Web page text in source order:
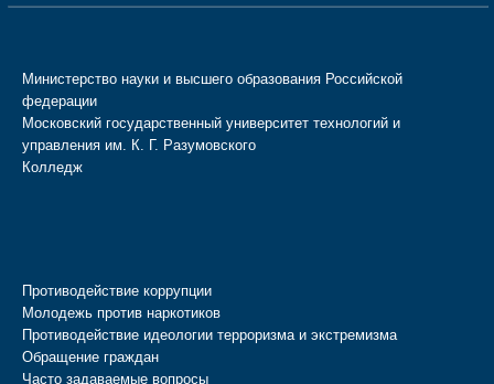
Министерство науки и высшего образования Российской
федерации
Московский государственный университет технологий и
управления им. К. Г. Разумовского
Колледж
Противодействие коррупции
Молодежь против наркотиков
Противодействие идеологии терроризма и экстремизма
Обращение граждан
Часто задаваемые вопросы